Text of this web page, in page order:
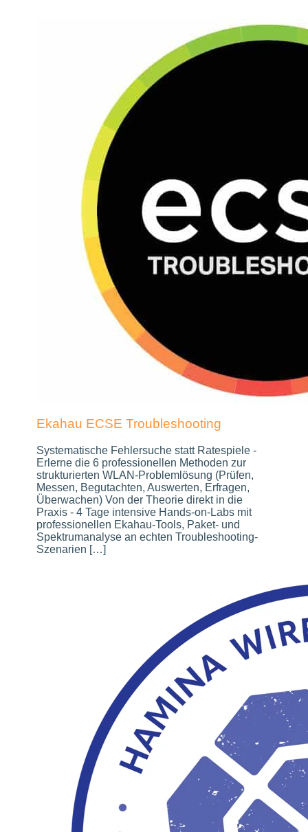
Ekahau ECSE Troubleshooting
Systematische Fehlersuche statt Ratespiele -
Erlerne die 6 professionellen Methoden zur
strukturierten WLAN-Problemlösung (Prüfen,
Messen, Begutachten, Auswerten, Erfragen,
Überwachen) Von der Theorie direkt in die
Praxis - 4 Tage intensive Hands-on-Labs mit
professionellen Ekahau-Tools, Paket- und
Spektrumanalyse an echten Troubleshooting-
Szenarien […]